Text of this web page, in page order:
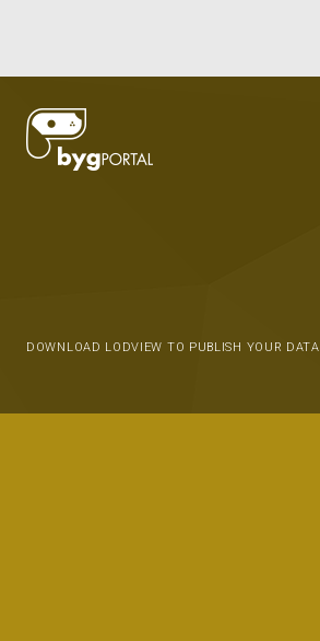
DOWNLOAD LODVIEW TO PUBLISH YOUR DATA